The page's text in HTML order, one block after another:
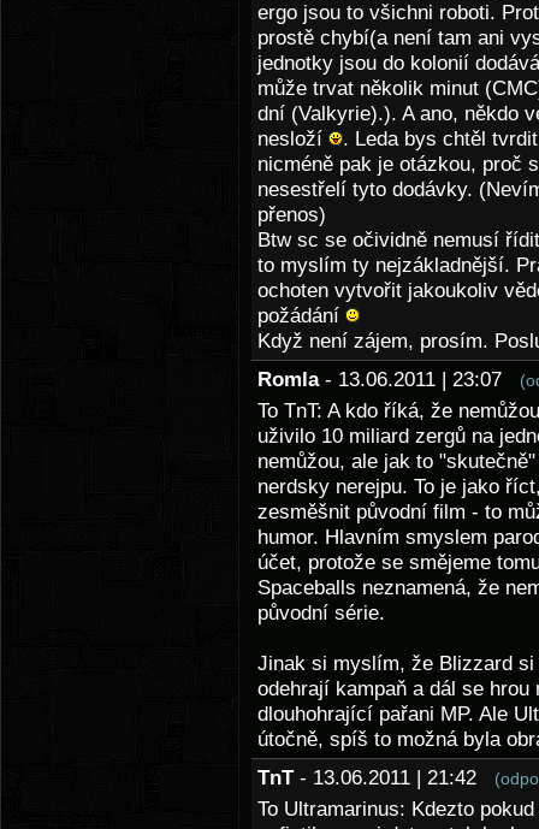
ergo jsou to všichni roboti.
prostě chybí(a není tam ani
jednotky jsou do kolonií
může trvat několik minut
dní (Valkyrie).). A ano, někdo
nesloží
. Leda bys chtěl
nicméně pak je otázkou, proč
nesestřelí tyto dodávky.
přenos)
Btw sc se očividně nemusí
to myslím ty nejzákladnější.
ochoten vytvořit jakoukoliv
požádání
Když není zájem, prosím.
Romla - 13.06.2011 | 23:07
To TnT: A kdo říká, že
uživilo 10 miliard zergů na
nemůžou, ale jak to
nerdsky nerejpu. To je jako
zesměšnit původní film - to
humor. Hlavním smyslem
účet, protože se smějeme
Spaceballs neznamená, že
původní série.
Jinak si myslím, že Blizzard
odehrají kampaň a dál se
dlouhohrající pařani MP. Ale
útočně, spíš to možná byla
TnT - 13.06.2011 | 21:42
To Ultramarinus: Kdezto